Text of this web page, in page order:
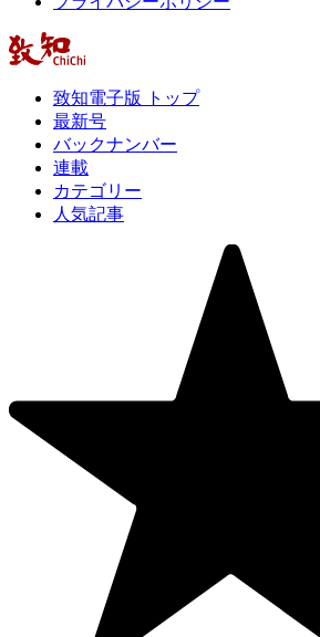
致知電子版 トップ
最新号
バックナンバー
連載
カテゴリー
人気記事